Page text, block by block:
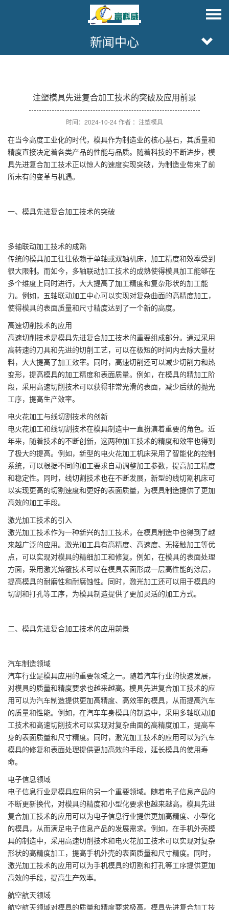
新闻中心
注塑模具先进复合加工技术的突破及应用前景
时间：2024-10-24 作者 ：注塑模具
在当今高度工业化的时代，模具作为制造业的核心基石，其质量和
精度直接决定着各类产品的性能与品质。随着科技的不断进步，模
具先进复合加工技术正以惊人的速度实现突破，为制造业带来了前
所未有的变革与机遇。
一、模具先进复合加工技术的突破
多轴联动加工技术的成熟
传统的模具加工往往依赖于单轴或双轴机床，加工精度和效率受到
很大限制。而如今，多轴联动加工技术的成熟使得模具加工能够在
多个维度上同时进行，大大提高了加工精度和复杂形状的加工能
力。例如，五轴联动加工中心可以实现对复杂曲面的高精度加工，
使得模具的表面质量和尺寸精度达到了一个新的高度。
高速切削技术的应用
高速切削技术是模具先进复合加工技术的重要组成部分。通过采用
高转速的刀具和先进的切削工艺，可以在极短的时间内去除大量材
料，大大提高了加工效率。同时，高速切削还可以减少切削力和热
变形，提高模具的加工精度和表面质量。例如，在模具的精加工阶
段，采用高速切削技术可以获得非常光滑的表面，减少后续的抛光
工序，提高生产效率。
电火花加工与线切割技术的创新
电火花加工和线切割技术在模具制造中一直扮演着重要的角色。近
年来，随着技术的不断创新，这两种加工技术的精度和效率也得到
了极大的提高。例如，新型的电火花加工机床采用了智能化的控制
系统，可以根据不同的加工要求自动调整加工参数，提高加工精度
和稳定性。同时，线切割技术也在不断发展，新型的线切割机床可
以实现更高的切割速度和更好的表面质量，为模具制造提供了更加
高效的加工手段。
激光加工技术的引入
激光加工技术作为一种新兴的加工技术，在模具制造中也得到了越
来越广泛的应用。激光加工具有高精度、高速度、无接触加工等优
点，可以实现对模具的精细加工和修复。例如，在模具的表面处理
方面，采用激光熔覆技术可以在模具表面形成一层高性能的涂层，
提高模具的耐磨性和耐腐蚀性。同时，激光加工还可以用于模具的
切割和打孔等工序，为模具制造提供了更加灵活的加工方式。
二、模具先进复合加工技术的应用前景
汽车制造领域
汽车行业是模具应用的重要领域之一。随着汽车行业的快速发展，
对模具的质量和精度要求也越来越高。模具先进复合加工技术的应
用可以为汽车制造提供更加高精度、高效率的模具，从而提高汽车
的质量和性能。例如，在汽车车身模具的制造中，采用多轴联动加
工技术和高速切削技术可以实现对复杂曲面的高精度加工，提高车
身的表面质量和尺寸精度。同时，激光加工技术的应用可以为汽车
模具的修复和表面处理提供更加高效的手段，延长模具的使用寿
命。
电子信息领域
电子信息行业是模具应用的另一个重要领域。随着电子信息产品的
不断更新换代，对模具的精度和小型化要求也越来越高。模具先进
复合加工技术的应用可以为电子信息行业提供更加高精度、小型化
的模具，从而满足电子信息产品的发展需求。例如，在手机外壳模
具的制造中，采用高速切削技术和电火花加工技术可以实现对复杂
形状的高精度加工，提高手机外壳的表面质量和尺寸精度。同时，
激光加工技术的应用可以为手机模具的切割和打孔等工序提供更加
高效的手段，提高生产效率。
航空航天领域
航空航天领域对模具的质量和精度要求极高。模具先进复合加工技